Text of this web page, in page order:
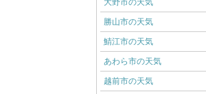
大野市の天気
勝山市の天気
鯖江市の天気
あわら市の天気
越前市の天気